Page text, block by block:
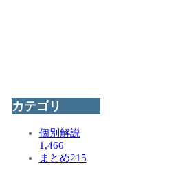
カテゴリ
個別解説
1,466
まとめ215